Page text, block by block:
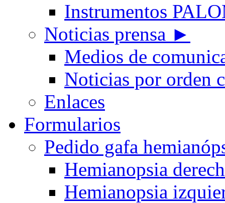
Instrumentos
Noticias prensa ►
Medios de
Noticias por orden
Enlaces
Formularios
Pedido gafa
Hemianopsia
Hemianopsia